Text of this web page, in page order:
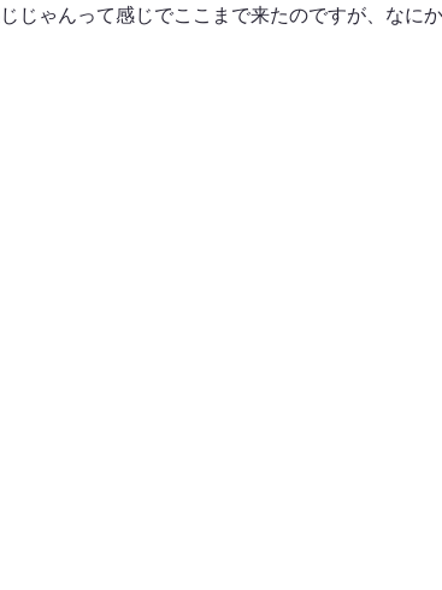
じゃんって感じでここまで来たのですが、なに